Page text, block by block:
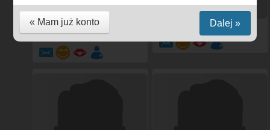
weerde , Kobieta, 65 lat
« Mam już konto Dalej »